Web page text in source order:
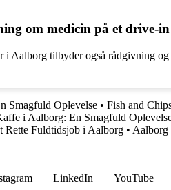
om medicin på et drive-
i Aalborg tilbyder også rådgivning
Smagfuld Oplevelse • Fish and
i Aalborg: En Smagfuld
Rette Fuldtidsjob i Aalborg • Aalborg
LinkedIn YouTube